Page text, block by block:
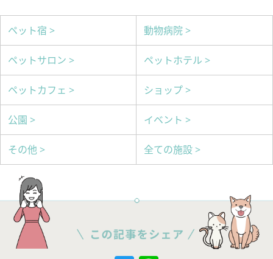
ペット宿 > 動物病院 >
ペットサロン > ペットホテル >
ペットカフェ > ショップ >
公園 > イベント >
その他 > 全ての施設 >